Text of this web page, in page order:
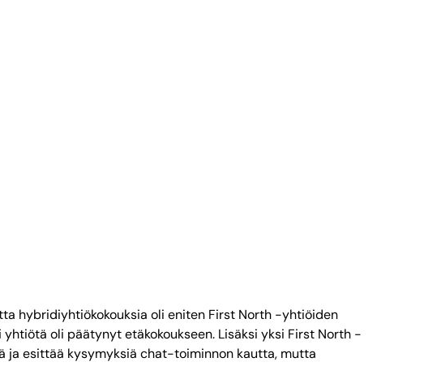
hybridiyhtiökokouksia oli eniten First North -yhtiöiden
oli päätynyt etäkokoukseen. Lisäksi yksi First North -
ja esittää kysymyksiä chat-toiminnon kautta, mutta